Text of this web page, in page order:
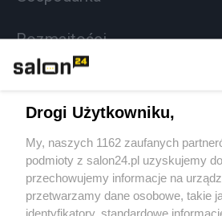
Rozmaitości
Sport
Społeczeństwo
Drogi Użytkowniku,
My, naszych 1162 zaufanych
podmioty z salon24.pl uzyskujemy
przechowujemy informacje na
przetwarzamy dane osobowe, takie
identyfikatory, standardowe